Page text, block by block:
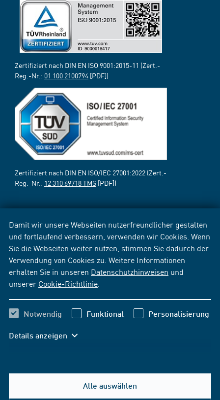
Damit wir unsere Webseiten nutzerfreundlicher gestalten
und fortlaufend verbessern, verwenden wir Cookies. Wenn
Sie die Webseiten weiter nutzen, stimmen Sie dadurch der
Verwendung von Cookies zu. Weitere Informationen
erhalten Sie in unseren Datenschutzhinweisen und
unserer Cookie-Richtlinie
Notwendig Funktional Personalisierung
Details anzeigen
Alle auswählen
Zertifiziert nach DIN EN ISO 9001:2015-11 (Zert.-
Reg.-Nr.: 01 100 2100794 [PDF])
Zertifiziert nach DIN EN ISO/IEC 27001:2022 (Zert.-
Reg.-Nr.: 12 310 69718 TMS [PDF])